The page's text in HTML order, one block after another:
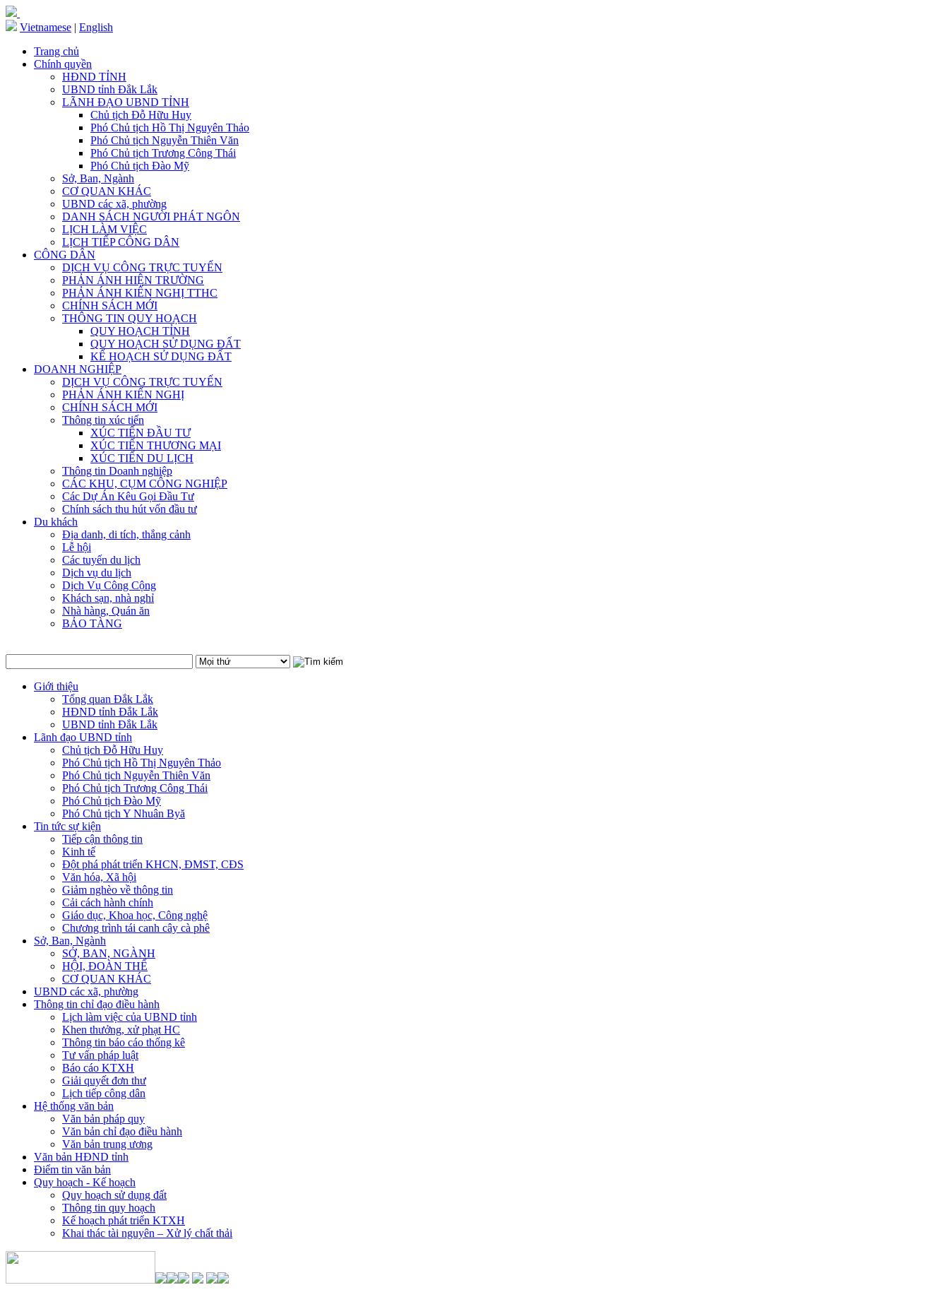
Vietnamese | English
Trang chủ
Chính quyền
HĐND TỈNH
UBND tỉnh Đắk Lắk
LÃNH ĐẠO UBND TỈNH
Chủ tịch Đỗ Hữu Huy
Phó Chủ tịch Hồ Thị Nguyên Thảo
Phó Chủ tịch Nguyễn Thiên Văn
Phó Chủ tịch Trương Công Thái
Phó Chủ tịch Đào Mỹ
Sở, Ban, Ngành
CƠ QUAN KHÁC
UBND các xã, phường
DANH SÁCH NGƯỜI PHÁT NGÔN
LỊCH LÀM VIỆC
LỊCH TIẾP CÔNG DÂN
CÔNG DÂN
DỊCH VỤ CÔNG TRỰC TUYẾN
PHẢN ÁNH HIỆN TRƯỜNG
PHẢN ÁNH KIẾN NGHỊ TTHC
CHÍNH SÁCH MỚI
THÔNG TIN QUY HOẠCH
QUY HOẠCH TỈNH
QUY HOẠCH SỬ DỤNG ĐẤT
KẾ HOẠCH SỬ DỤNG ĐẤT
DOANH NGHIỆP
DỊCH VỤ CÔNG TRỰC TUYẾN
PHẢN ÁNH KIẾN NGHỊ
CHÍNH SÁCH MỚI
Thông tin xúc tiến
XÚC TIẾN ĐẦU TƯ
XÚC TIẾN THƯƠNG MẠI
XÚC TIẾN DU LỊCH
Thông tin Doanh nghiệp
CÁC KHU, CỤM CÔNG NGHIỆP
Các Dự Án Kêu Gọi Đầu Tư
Chính sách thu hút vốn đầu tư
Du khách
Địa danh, di tích, thắng cảnh
Lễ hội
Các tuyến du lịch
Dịch vụ du lịch
Dịch Vụ Công Cộng
Khách sạn, nhà nghỉ
Nhà hàng, Quán ăn
BẢO TÀNG
Giới thiệu
Tổng quan Đắk Lắk
HĐND tỉnh Đắk Lắk
UBND tỉnh Đắk Lắk
Lãnh đạo UBND tỉnh
Chủ tịch Đỗ Hữu Huy
Phó Chủ tịch Hồ Thị Nguyên Thảo
Phó Chủ tịch Nguyễn Thiên Văn
Phó Chủ tịch Trương Công Thái
Phó Chủ tịch Đào Mỹ
Phó Chủ tịch Y Nhuân Byă
Tin tức sự kiện
Tiếp cận thông tin
Kinh tế
Đột phá phát triển KHCN, ĐMST, CĐS
Văn hóa, Xã hội
Giảm nghèo về thông tin
Cải cách hành chính
Giáo dục, Khoa học, Công nghệ
Chương trình tái canh cây cà phê
Sở, Ban, Ngành
SỞ, BAN, NGÀNH
HỘI, ĐOÀN THỂ
CƠ QUAN KHÁC
UBND các xã, phường
Thông tin chỉ đạo điều hành
Lịch làm việc của UBND tỉnh
Khen thưởng, xử phạt HC
Thông tin báo cáo thống kê
Tư vấn pháp luật
Báo cáo KTXH
Giải quyết đơn thư
Lịch tiếp công dân
Hệ thống văn bản
Văn bản pháp quy
Văn bản chỉ đạo điều hành
Văn bản trung ương
Văn bản HĐND tỉnh
Điểm tin văn bản
Quy hoạch - Kế hoạch
Quy hoạch sử dụng đất
Thông tin quy hoạch
Kế hoạch phát triển KTXH
Khai thác tài nguyên – Xử lý chất thải